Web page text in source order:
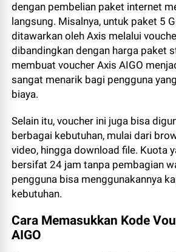
dengan pembelian paket internet
langsung. Misalnya, untuk paket 5
ditawarkan oleh Axis melalui
dibandingkan dengan harga paket
membuat voucher Axis AIGO
sangat menarik bagi pengguna
biaya.
Selain itu, voucher ini juga bisa
berbagai kebutuhan, mulai dari
video, hingga download file. Kuota
bersifat 24 jam tanpa pembagian
pengguna bisa menggunakannya
kebutuhan.
Cara Memasukkan Kode
AIGO